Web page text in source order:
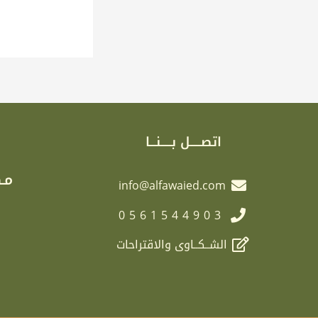
اتصـــــل بـــــنـــا
info@alfawaied.com
0561544903
الشــكــاوى والاقتراحات